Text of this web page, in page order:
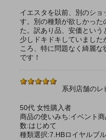
イエスタを以前、別のショ
す。別の種類が欲しかった
た。訳あり品、安価とい
少しドキドキしていました
ころ、特に問題なく綺麗
です！
系列店舗のレ
50代 女性購入者
商品の使いみち:イベント
数:はじめて
種類選択:7.HBロイヤルブ